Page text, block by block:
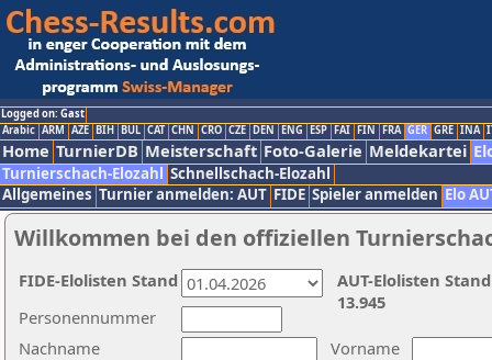
Logged on: Gast
Arabic ARM AZE BIH BUL CAT CHN CRO CZE DEN ENG ESP FAI FIN FRA GER GRE INA
Home TurnierDB Meisterschaft Foto-Galerie Meldekartei
Turnierschach-Elozahl Schnellschach-Elozahl
Allgemeines Turnier anmelden: AUT FIDE Spieler anmelden Elo
Willkommen bei den offiziellen
Nachname
Vorname
Personennummer
AUT-Elolisten
13.945
FIDE-Elolisten Stand